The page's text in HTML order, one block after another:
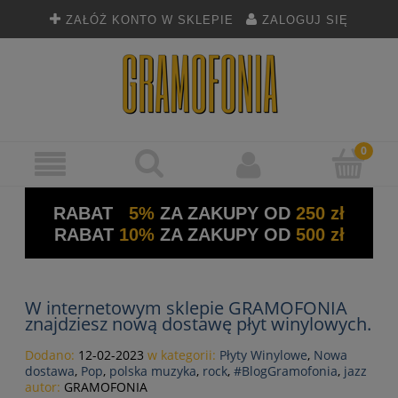
ZAŁÓŻ KONTO W SKLEPIE ZALOGUJ SIĘ
RABAT 5% ZA ZAKUPY OD 250 zł
RABAT 10%ZA ZAKUPY OD 500 zł
W internetowym sklepie GRAMOFONIA
znajdziesz nową dostawę płyt winylowych.
Dodano: 12-02-2023 w kategorii: Płyty Winylowe, Nowa
dostawa, Pop, polska muzyka, rock, #BlogGramofonia, jazz
autor: GRAMOFONIA